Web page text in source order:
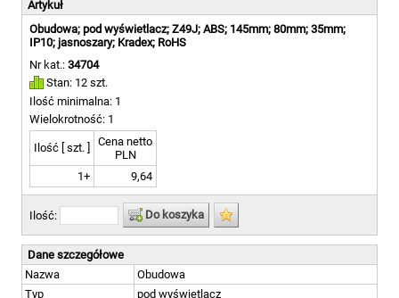
Artykuł
Obudowa; pod wyświetlacz; Z49J; ABS; 145mm; 80mm; 35mm;
IP10; jasnoszary; Kradex; RoHS
Nr kat.: 34704
Stan: 12 szt.
Ilość minimalna: 1
Wielokrotność: 1
Ilość [ szt. ]
Cena netto
PLN
1+
9,64
Ilość: Do koszyka
Dane szczegółowe
Nazwa
Obudowa
Typ
pod wyświetlacz